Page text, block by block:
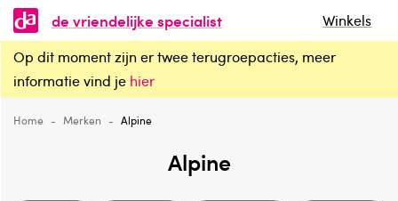
de vriendelijke specialist
Winkels
Op dit moment zijn er twee terugroepacties, meer
informatie vind je hier
Home - Merken - Alpine
Alpine